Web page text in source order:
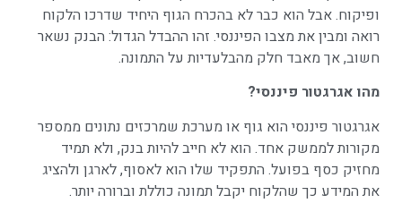
ופיקוח. אבל הוא כבר לא בהכרח הגוף היחיד שדרכו הלקוח
רואה ומבין את מצבו הפיננסי. זהו ההבדל הגדול: הבנק נשאר
חשוב, אך מאבד חלק מהבלעדיות על התמונה.
מהו אגרגטור פיננסי?
אגרגטור פיננסי הוא גוף או מערכת שמרכזים נתונים ממספר
מקורות לממשק אחד. הוא לא חייב להיות בנק, ולא תמיד
מחזיק כסף בפועל. התפקיד שלו הוא לאסוף, לארגן ולהציג
את המידע כך שהלקוח יקבל תמונה כוללת וברורה יותר.